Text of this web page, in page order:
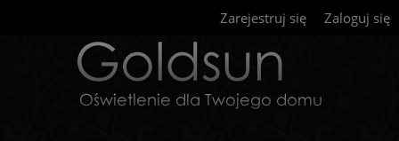
Zarejestruj się Zaloguj się